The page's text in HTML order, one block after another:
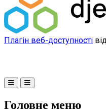
Плагін веб-доступності
Головне меню